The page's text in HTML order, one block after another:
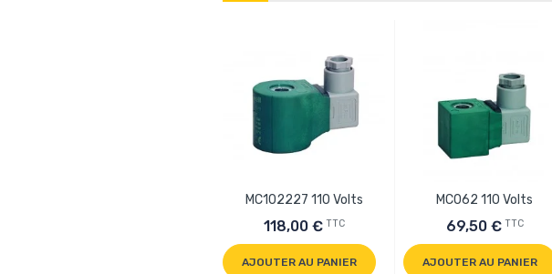
MC102227 110 Volts
118,00 € TTC
AJOUTER AU PANIER
MC062 110 Volts
69,50 € TTC
AJOUTER AU PANIER